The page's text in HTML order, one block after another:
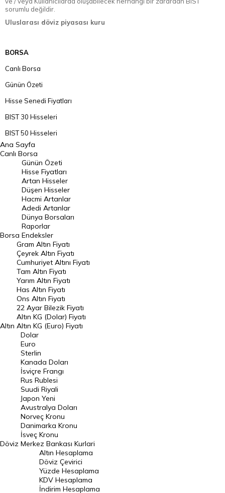
sorumlu değildir.
Uluslarası döviz piyasası kuru
BORSA
Canlı Borsa
Günün Özeti
Hisse Senedi Fiyatları
BIST 30 Hisseleri
BIST 50 Hisseleri
BIST 100 Hisseleri
En Çok Artan Hisseler
En Çok Düşen Hisseler
Hacmi Artanlar
Geçmiş Kapanışlar
Dünya Borsaları
Raporlar
Endeksler
DÖVİZ
Döviz Kuru
Dolar Kuru
Euro Kuru
Pound Kuru
Frank Kuru
Riyal Kuru
Avustralya Doları
Danimarka Kronu Kuru
Kanada Doları Kuru
Norveç Kronu Kuru
İsveç Kronu Kuru
Japon Yeni Kuru
Ana Sayfa
Canlı Borsa
Borsa
Günün Özeti
Hisse Fiyatları
Artan Hisseler
Düşen Hisseler
Hacmi Artanlar
Adedi Artanlar
Dünya Borsaları
Raporlar
Endeksler
Altın
Gram Altın Fiyatı
Çeyrek Altın Fiyatı
Cumhuriyet Altını Fiyatı
Tam Altın Fiyatı
Yarım Altın Fiyatı
Has Altın Fiyatı
Ons Altın Fiyatı
22 Ayar Bilezik Fiyatı
Altın KG (Dolar) Fiyatı
Altın KG (Euro) Fiyatı
Döviz
Dolar
Euro
Sterlin
Kanada Doları
İsviçre Frangı
Rus Rublesi
Suudi Riyali
Japon Yeni
Avustralya Doları
Norveç Kronu
Danimarka Kronu
İsveç Kronu
Merkez Bankası Kurlari
Altın Hesaplama
Döviz Çevirici
Yüzde Hesaplama
KDV Hesaplama
İndirim Hesaplama